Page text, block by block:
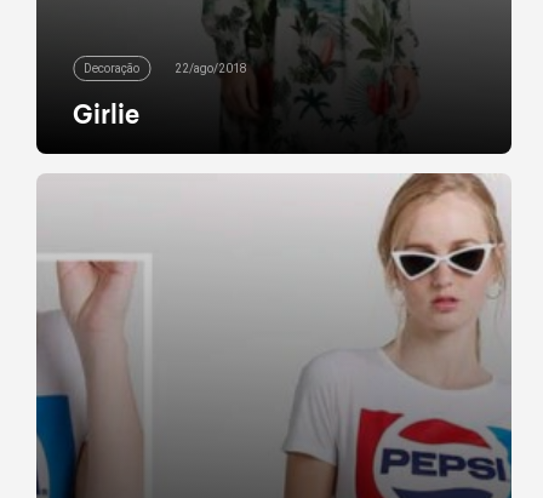
Decoração 22/ago/2018
Girlie
Até a fã de preto e tons escuros se torna mais
girlie quando a primavera chega. A palavra, usada
com frequência no mundo da moda, faz alusão a
uma forma “fofa”, feminina e delicada de se vestir.
E, quando chega a temporada das flores, muitas
sentem-se inspiradas a levar as plantas da
estação (e muitas […]
leia mais